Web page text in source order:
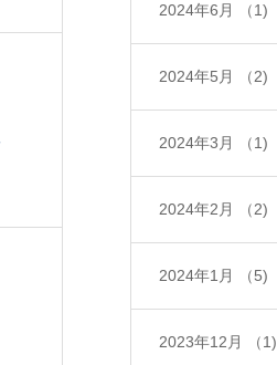
2024年6月 （1)
2024年5月 （2)
2024年3月 （1)
2024年2月 （2)
2024年1月 （5)
2023年12月 （1)